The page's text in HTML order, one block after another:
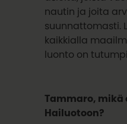
nautin ja joita
suunnattomasti.
kaikkialla
luonto on
Tammaro, mikä
Hailuotoon?